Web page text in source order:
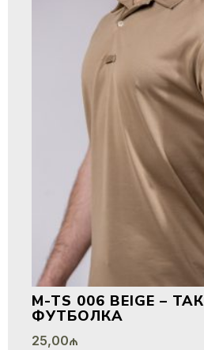
M-TS 006 BEIGE –
ФУТБОЛКА
25,00₼